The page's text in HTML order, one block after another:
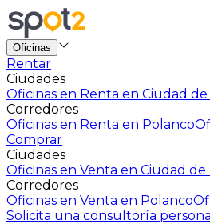
Oficinas
Rentar
Ciudades
Oficinas en Renta en Ciudad de
Corredores
Oficinas en Renta en Polanco
Comprar
Ciudades
Oficinas en Venta en Ciudad de
Corredores
Oficinas en Venta en Polanco
Solicita una consultoría